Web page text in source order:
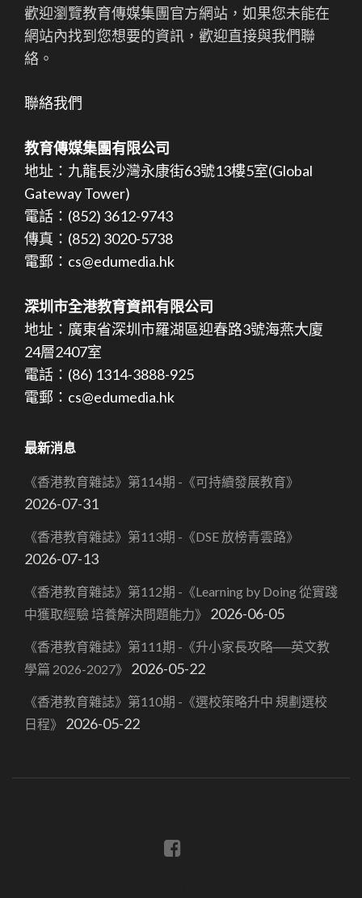
歡迎瀏覽教育傳媒集團官方網站，如果您未能在
網站內找到您想要的資訊，歡迎直接與我們聯
絡。
聯絡我們
教育傳媒集團有限公司
地址：九龍長沙灣永康街63號13樓5室(Global
Gateway Tower)
電話：(852) 3612-9743
傳真：(852) 3020-5738
電郵：cs@edumedia.hk
深圳市全港教育資訊有限公司
地址：廣東省深圳市羅湖區迎春路3號海燕大廈
24層2407室
電話：(86) 1314-3888-925
電郵：cs@edumedia.hk
最新消息
《香港教育雜誌》第114期 -《可持續發展教育》
2026-07-31
《香港教育雜誌》第113期 -《DSE 放榜青雲路》
2026-07-13
《香港教育雜誌》第112期 -《Learning by Doing 從實踐
中獲取經驗 培養解決問題能力》
2026-06-05
《香港教育雜誌》第111期 -《升小家長攻略──英文教
學篇 2026-2027》
2026-05-22
《香港教育雜誌》第110期 -《選校策略升中 規劃選校
日程》
2026-05-22